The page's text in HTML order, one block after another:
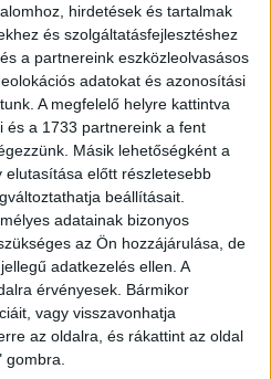
hirdetések és tartalmak
és szolgáltatásfejlesztéshez
a partnereink eszközleolvasásos
adatokat és azonosítási
A megfelelő helyre kattintva
és a 1733 partnereink a fent
Másik lehetőségként a
elutasítása előtt részletesebb
beállításait.
adatainak bizonyos
az Ön hozzájárulása, de
adatkezelés ellen. A
érvényesek. Bármikor
vagy visszavonhatja
az oldalra, és rákattint az oldal
alatt több mint 20 000
átlagosan 260 vásárlói
kifejezetten
segédet: a maximális 5
adtak a
televízió kiválasztásában
böngészve az adott
leértékeléseket is
a felhasználó egyből
találhatja magát, így a
forrásból, a gyártó
legolcsóbban vásárolhatja